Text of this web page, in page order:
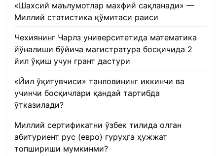
«Шахсий маълумотлар махфий сақланади» —
Миллий статистика қўмитаси раиси
Чехиянинг Чарлз университетида математика
йўналиши бўйича магистратура босқичида 2
йил ўқиш учун грант дастури
«Йил ўқитувчиси» танловининг иккинчи ва
учинчи босқичлари қандай тартибда
ўтказилади?
Миллий сертификатни ўзбек тилида олган
абитуриент рус (евро) гуруҳга ҳужжат
топшириши мумкинми?